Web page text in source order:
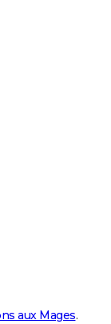
aux Mages.